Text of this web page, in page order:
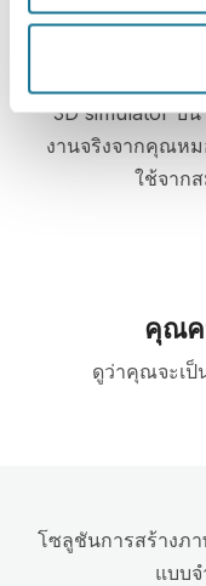
3D simulator บน
งานจริงจากคุณห
ใช้จาก
คุณค
ดูว่าคุณจะเป็
โซลูชันการสร้างภ
แบบ